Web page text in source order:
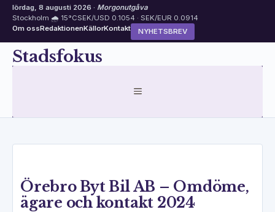
lördag, 8 augusti 2026 · Morgonutgåva
Stockholm 🌧 15°CSEK/USD 0.1054 · SEK/EUR 0.0914
Om ossRedaktionenKällorKontakt NYHETSBREV
HoppaStadsfokus
MENY
Örebro Byt Bil AB – Omdöme,
ägare och kontakt 2024